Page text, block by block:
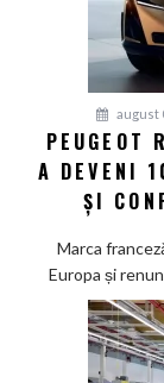
august
PEUGEOT
A DEVENI
ȘI
Marca
Europa și